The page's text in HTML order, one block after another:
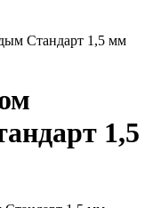
Стандарт 1,5 мм
1,5